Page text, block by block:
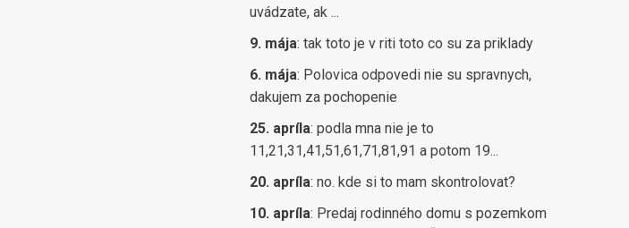
uvádzate, ak ...
9. mája: tak toto je v riti toto co su za priklady
6. mája: Polovica odpovedi nie su spravnych,
dakujem za pochopenie
25. apríla: podla mna nie je to
11,21,31,41,51,61,71,81,91 a potom 19...
20. apríla: no. kde si to mam skontrolovat?
10. apríla: Predaj rodinného domu s pozemkom